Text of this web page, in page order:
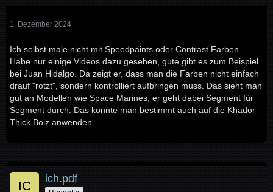
1. Dezember 2024
Ich selbst male nicht mit Speedpaints oder Contrast Farben.
Habe nur einige Videos dazu gesehen, gute gibt es zum Beispiel
bei Juan Hidalgo. Da zeigt er, dass man die Farben nicht einfach
drauf "rotzt", sondern kontrolliert aufbringen muss. Das sieht man
gut an Modellen wie Space Marines, er geht dabei Segment für
Segment durch. Das könnte man bestimmt auch auf die Khador
Thick Boiz anwenden.
ich.pdf